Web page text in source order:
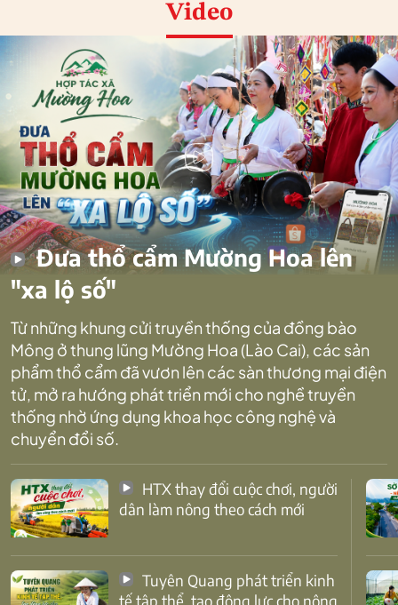
Video
Đưa thổ cẩm Mường Hoa lên
"xa lộ số"
Từ những khung cửi truyền thống của đồng bào
Mông ở thung lũng Mường Hoa (Lào Cai), các sản
phẩm thổ cẩm đã vươn lên các sàn thương mại điện
tử, mở ra hướng phát triển mới cho nghề truyền
thống nhờ ứng dụng khoa học công nghệ và
chuyển đổi số.
dân làm nông theo cách mới
tế tập thể, tạo động lực cho nông